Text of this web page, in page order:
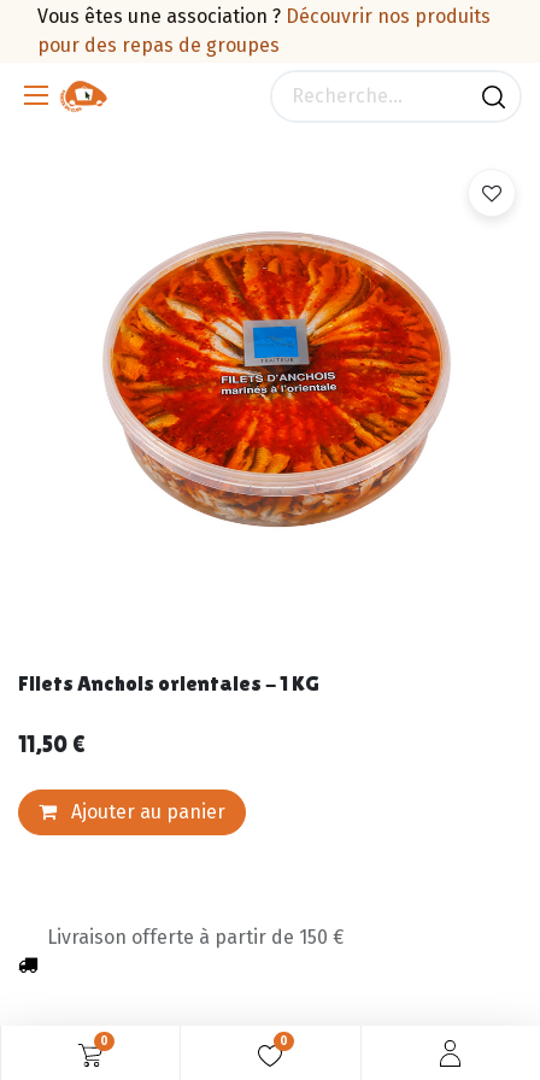
0 0
Vous êtes une association ? Découvrir nos produits
pour des repas de groupes
Filets Anchois orientales - 1 KG
11,50 €
Ajouter au panier
Livraison offerte à partir de 150 €